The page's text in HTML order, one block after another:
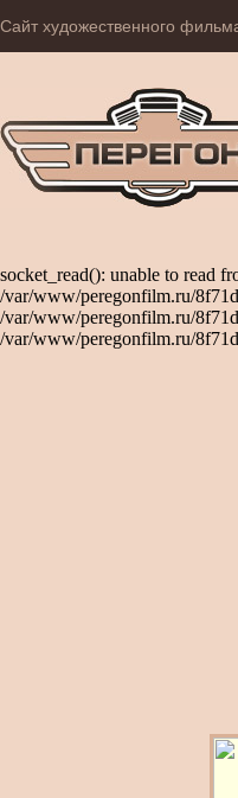
Сайт художественного
socket_read(): unable to read
/var/www/peregonfilm.ru/
/var/www/peregonfilm.ru/
/var/www/peregonfilm.ru/